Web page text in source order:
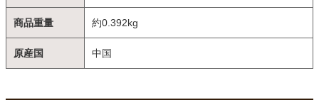
商品重量 約0.392kg
原産国 中国